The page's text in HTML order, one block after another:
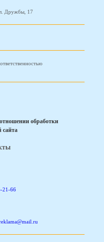
Дружбы, 17
обработки
сайта
21-66